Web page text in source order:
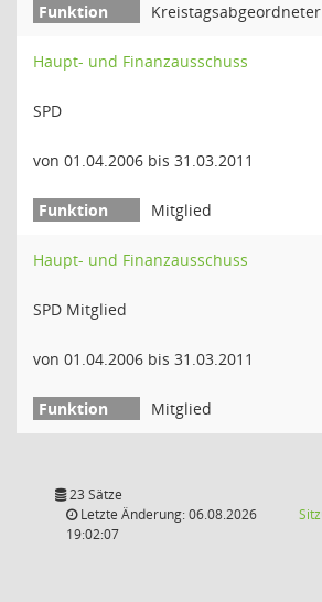
Kreistagsabgeordneter
Haupt- und Finanzausschuss
SPD
von 01.04.2006 bis 31.03.2011
Mitglied
Haupt- und Finanzausschuss
SPD Mitglied
von 01.04.2006 bis 31.03.2011
Mitglied
23 Sätze
Letzte Änderung: 06.08.2026
19:02:07